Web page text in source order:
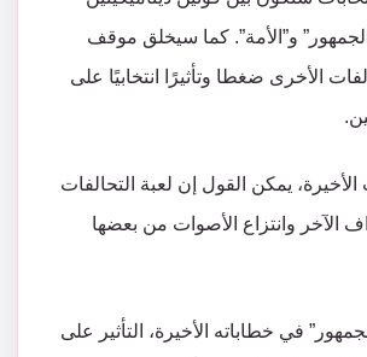
و”الأمة”. كما سيخلق موقف
الأخرى ضغطا وتأثيرًا انتخابيًا على
يمكن القول إن لعبة التحالفات
الآخر وانتزاع الأصوات من بعضها
في خطاباته الأخيرة، التأثير على